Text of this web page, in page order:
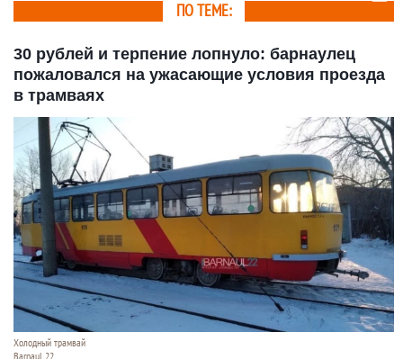
ПО ТЕМЕ:
30 рублей и терпение лопнуло: барнаулец
пожаловался на ужасающие условия проезда
в трамваях
Холодный трамвай